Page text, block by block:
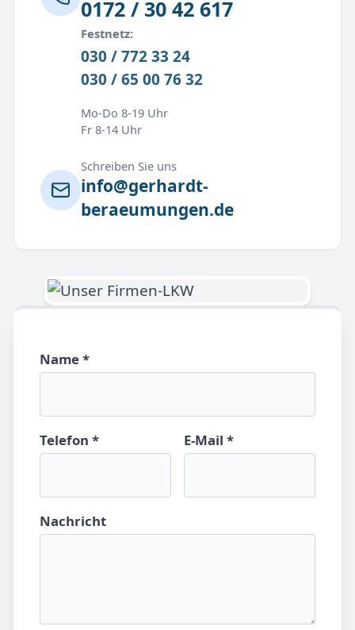
0172 / 30 42 617
Festnetz:
030 / 772 33 24
030 / 65 00 76 32
Mo-Do 8-19 Uhr
Fr 8-14 Uhr
Schreiben Sie uns
info@gerhardt-
beraeumungen.de
Name *
Telefon * E-Mail *
Nachricht